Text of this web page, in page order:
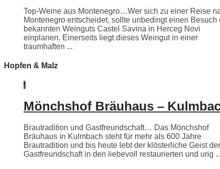
Top-Weine aus Montenegro…Wer sich zu einer Reise
Montenegro entscheidet, sollte unbedingt einen Besuch
bekannten Weinguts Castel Savina in Herceg Novi
einplanen. Einerseits liegt dieses Weingut in einer
traumhaften ...
Hopfen & Malz
Mönchshof Bräuhaus –
Brautradition und Gastfreundschaft… Das Mönchshof
Bräuhaus in Kulmbach steht für mehr als 600 Jahre
Brautradition und bis heute lebt der klösterliche Geist der
Gastfreundschaft in den liebevoll restaurierten und urig